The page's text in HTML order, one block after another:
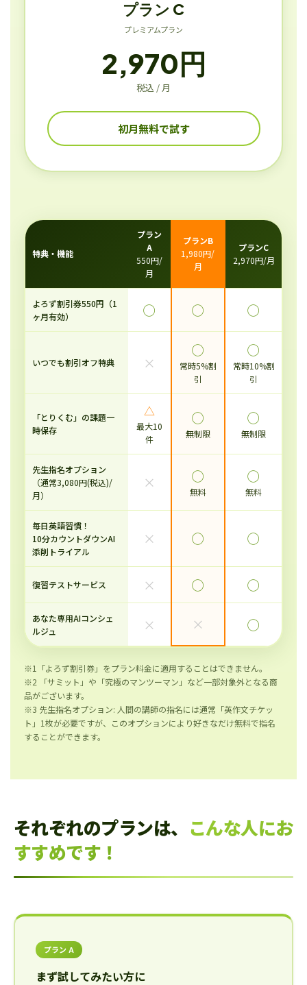
プラン C
プレミアムプラン
2,970円
税込 / 月
初月無料で試す
特典・機能
プラン
A
550円/
月
プランB
1,980円/
月
プランC
2,970円/月
よろず割引券550円（1
ヶ月有効）
◯ ◯ ◯
いつでも割引オフ特典 ×
◯
常時5%割
引
◯
常時10%割
引
「とりくむ」の課題一
時保存
△
最大10
件
◯
無制限
◯
無制限
先生指名オプション
（通常3,080円(税込)/
月）
× ◯
無料
◯
無料
毎日英語習慣！
10分カウントダウンAI
添削トライアル
× ◯ ◯
復習テストサービス × ◯ ◯
あなた専用AIコンシェ
ルジュ
× × ◯
※1「よろず割引券」をプラン料金に適用することはできません。
※2 「サミット」や「究極のマンツーマン」など一部対象外となる商
品がございます。
※3 先生指名オプション: 人間の講師の指名には通常「英作文チケッ
ト」1枚が必要ですが、このオプションにより好きなだけ無料で指名
することができます。
それぞれのプランは、 こんな人にお
すすめです！
プラン A
まず試してみたい方に